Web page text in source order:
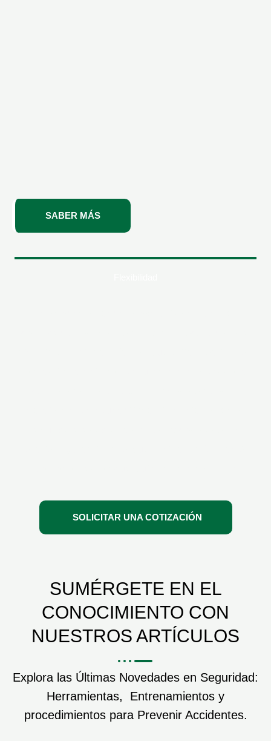
SABER MÁS
SOLICITAR UNA COTIZACIÓN
SUMÉRGETE EN EL
CONOCIMIENTO CON
NUESTROS ARTÍCULOS
Explora las Últimas Novedades en Seguridad:
Herramientas, Entrenamientos y
procedimientos para Prevenir Accidentes.